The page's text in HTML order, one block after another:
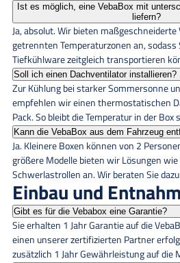
Ist es möglich, eine VebaBox mit
liefern?
Ja, absolut. Wir bieten
getrennten Temperaturzonen an, sodass
Tiefkühlware zeitgleich transportieren
Soll ich einen Dachventilator installieren?
Zur Kühlung bei starker Sommersonne
empfehlen wir einen thermostatischen
Pack. So bleibt die Temperatur in der Box
Kann die VebaBox aus dem Fahrzeug
Ja. Kleinere Boxen können von 2
größere Modelle bieten wir Lösungen
Schwerlastrollen an. Wir beraten Sie
Einbau und
Gibt es für die Vebabox eine Garantie?
Sie erhalten 1 Jahr Garantie auf die
einen unserer zertifizierten Partner
zusätzlich 1 Jahr Gewährleistung auf die